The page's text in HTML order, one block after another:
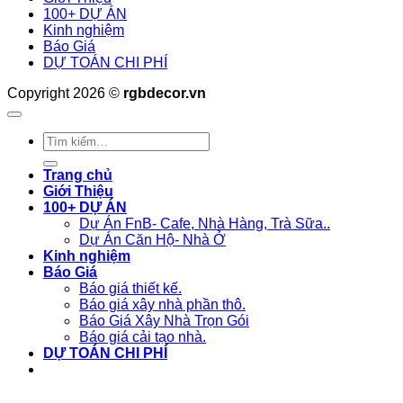
100+ DỰ ÁN
Kinh nghiệm
Báo Giá
DỰ TOÁN CHI PHÍ
Copyright 2026 © rgbdecor.vn
Tìm
kiếm:
Trang chủ
Giới Thiệu
100+ DỰ ÁN
Dự Án FnB- Cafe, Nhà Hàng, Trà Sữa..
Dự Án Căn Hộ- Nhà Ở
Kinh nghiệm
Báo Giá
Báo giá thiết kế.
Báo giá xây nhà phần thô.
Báo Giá Xây Nhà Trọn Gói
Báo giá cải tạo nhà.
DỰ TOÁN CHI PHÍ